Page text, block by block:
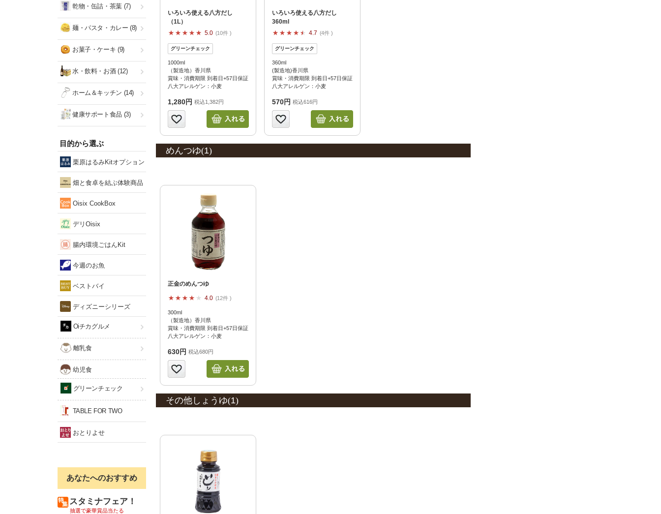
いろいろ使える八方だし
（1L）
5.0 10件
1000ml
（製造地）香川県
賞味・消費期限 到着日+57日保証
八大アレルゲン：小麦
1,280円 税込1,382円
いろいろ使える八方だし
360ml
4.7 4件
360ml
(製造地)香川県
賞味・消費期限 到着日+57日保証
八大アレルゲン：小麦
570円 税込616円
めんつゆ(1)
正金のめんつゆ
4.0 12件
300ml
（製造地）香川県
賞味・消費期限 到着日+57日保証
八大アレルゲン：小麦
630円 税込680円
その他しょうゆ(1)
乾物・缶詰・茶葉(7)
麺・パスタ・カレー (8)
お菓子・ケーキ (9)
水・飲料・お酒(12)
ホーム＆キッチン (14)
健康サポート食品 (3)
目的から選ぶ
栗原はるみKitオプション
畑と食卓を結ぶ体験商品
Oisix CookBox
デリOisix
腸内環境ごはんKit
今週のお魚
ベストバイ
ディズニーシリーズ
Oiチカグルメ
離乳食
幼児食
グリーンチェック
TABLE FOR TWO
おとりよせ
あなたへのおすすめ
スタミナフェア！
抽選で豪華賞品当たる